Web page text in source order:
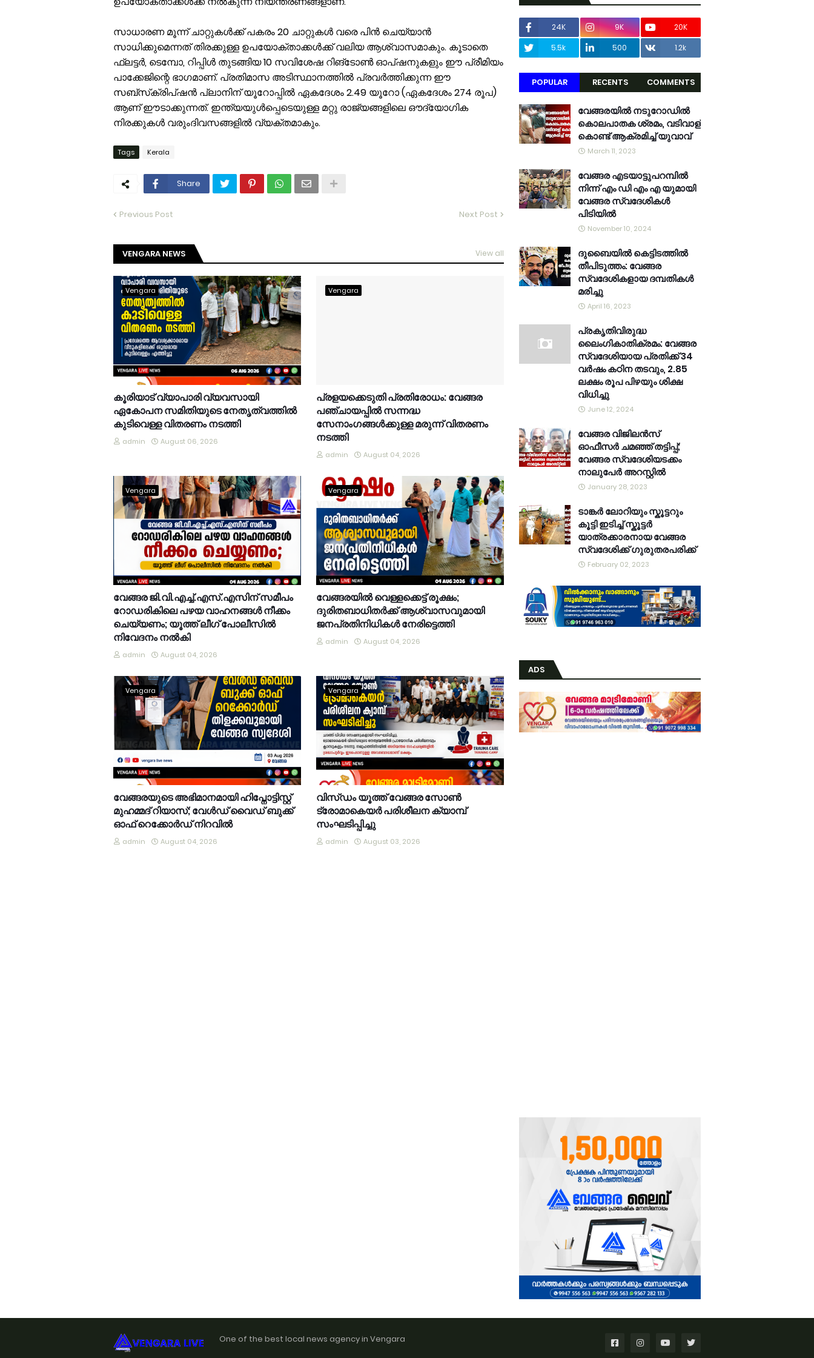
സാധാരണ മൂന്ന് ചാറ്റുകൾക്ക് പകരം 20 ചാറ്റുകൾ വരെ പിൻ ചെയ്യാൻ
സാധിക്കുമെന്നത് തിരക്കുള്ള ഉപയോക്താക്കൾക്ക് വലിയ ആശ്വാസമാകും. കൂടാതെ
ഫ്ലട്ടർ, ടെമ്പോ, റിപ്പിൾ തുടങ്ങിയ 10 സവിശേഷ റിങ്ടോൺ ഓപ്ഷനുകളും ഈ പ്രീമിയം
പാക്കേജിന്റെ ഭാഗമാണ്. പ്രതിമാസ അടിസ്ഥാനത്തിൽ പ്രവർത്തിക്കുന്ന ഈ
സബ്‌സ്‌ക്രിപ്ഷൻ പ്ലാനിന് യൂറോപ്പിൽ ഏകദേശം 2.49 യൂറോ (ഏകദേശം 274 രൂപ)
ആണ് ഈടാക്കുന്നത്. ഇന്ത്യയുൾപ്പെടെയുള്ള മറ്റു രാജ്യങ്ങളിലെ ഔദ്യോഗിക
നിരക്കുകൾ വരുംദിവസങ്ങളിൽ വ്യക്തമാകും.
Tags Kerala
Share
Previous Post Next Post
VENGARA NEWS View all
Vengara
കൂരിയാട് വ്യാപാരി വ്യവസായി
ഏകോപന സമിതിയുടെ നേതൃത്വത്തിൽ
കുടിവെള്ള വിതരണം നടത്തി
admin August 06, 2026
Vengara
പ്രളയക്കെടുതി പ്രതിരോധം: വേങ്ങര
പഞ്ചായപ്പിൽ സന്നദ്ധ
സേനാംഗങ്ങൾക്കുള്ള മരുന്ന് വിതരണം
നടത്തി
admin August 04, 2026
Vengara
വേങ്ങര ജി.വി.എച്ച്.എസ്.എസിന് സമീപം
റോഡരികിലെ പഴയ വാഹനങ്ങൾ നീക്കം
ചെയ്യണം; യൂത്ത് ലീഗ് പോലീസിൽ
നിവേദനം നൽകി
admin August 04, 2026
Vengara
വേങ്ങരയിൽ വെള്ളക്കെട്ട് രൂക്ഷം;
ദുരിതബാധിതർക്ക് ആശ്വാസവുമായി
ജനപ്രതിനിധികൾ നേരിട്ടെത്തി
admin August 04, 2026
Vengara
വേങ്ങരയുടെ അഭിമാനമായി ഹിപ്നോട്ടിസ്റ്റ്
മുഹമ്മദ് റിയാസ്; വേൾഡ് വൈഡ് ബുക്ക്
ഓഫ് റെക്കോർഡ് നിറവിൽ
admin August 04, 2026
Vengara
വിസ്ഡം യൂത്ത് വേങ്ങര സോൺ
ട്രോമാകെയർ പരിശീലന ക്യാമ്പ്
സംഘടിപ്പിച്ചു
admin August 03, 2026
24K 9K
20K
5.5k
500 1.2k
POPULAR RECENTS COMMENTS
വേങ്ങരയിൽ നടുറോഡിൽ
കൊലപാതക ശ്രമം, വടിവാള്
കൊണ്ട് ആക്രമിച്ച് യുവാവ്
March 11, 2023
വേങ്ങര എടയാട്ടുപറമ്പിൽ
നിന്ന് എം ഡി എം എ യുമായി
വേങ്ങര സ്വദേശികൾ
പിടിയിൽ
November 10, 2024
ദുബൈയിൽ കെട്ടിടത്തിൽ
തീപിടുത്തം: വേങ്ങര
സ്വദേശികളായ ദമ്പതികൾ
മരിച്ചു
April 16, 2023
പ്രകൃതിവിരുദ്ധ
ലൈംഗികാതിക്രമം: വേങ്ങര
സ്വദേശിയായ പ്രതിക്ക് 34
വര്‍ഷം കഠിന തടവും, 2.85
ലക്ഷം രൂപ പിഴയും ശിക്ഷ
വിധിച്ചു
June 12, 2024
വേങ്ങര വിജിലൻസ്
ഓഫീസർ ചമഞ്ഞ് തട്ടിപ്പ്;
വേങ്ങര സ്വദേശിയടക്കം
നാലുപേർ അറസ്റ്റിൽ
January 28, 2023
ടാങ്കർ ലോറിയും സ്കൂട്ടറും
കൂട്ടി ഇടിച്ച് സ്കൂട്ടർ
യാത്രക്കാരനായ വേങ്ങര
സ്വദേശിക്ക് ഗുരുതരപരിക്ക്
February 02, 2023
ADS
One of the best local news agency in Vengara